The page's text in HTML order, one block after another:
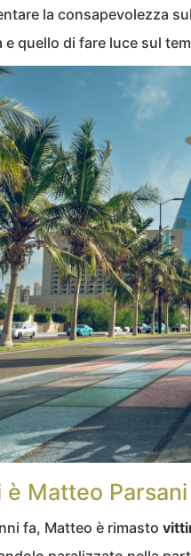
la consapevolezza
e quello di fare luce sul
è Matteo Parsani
fa, Matteo è rimasto